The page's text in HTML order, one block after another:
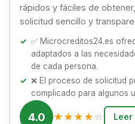
rápidos y fáciles de
solicitud sencillo y
✅ Microcreditos24.es
adaptados a las
de cada persona.
❌ El proceso de solicitud
complicado para algunos
4.0 ★ ★ ★ ★ ☆ Leer